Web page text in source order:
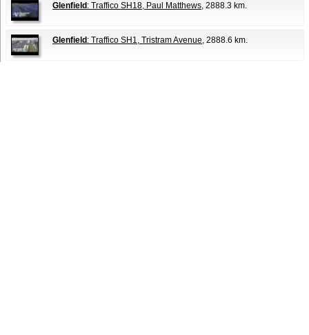
Glenfield : Traffico SH18, Paul Matthews, 2888.3 km.
Glenfield : Traffico SH1, Tristram Avenue, 2888.6 km.